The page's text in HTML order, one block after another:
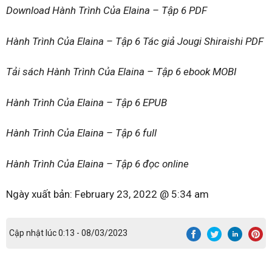
Download Hành Trình Của Elaina – Tập 6 PDF
Hành Trình Của Elaina – Tập 6 Tác giả Jougi Shiraishi PDF
Tải sách Hành Trình Của Elaina – Tập 6 ebook MOBI
Hành Trình Của Elaina – Tập 6 EPUB
Hành Trình Của Elaina – Tập 6 full
Hành Trình Của Elaina – Tập 6 đọc online
Ngày xuất bản: February 23, 2022 @ 5:34 am
Cập nhật lúc 0:13 - 08/03/2023